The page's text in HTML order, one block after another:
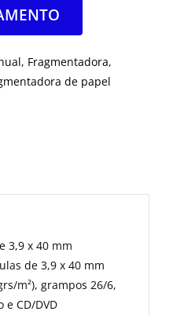
, Fragmentadora,
de papel
3,9 x 40 mm
de 3,9 x 40 mm
m²), grampos 26/6,
CD/DVD